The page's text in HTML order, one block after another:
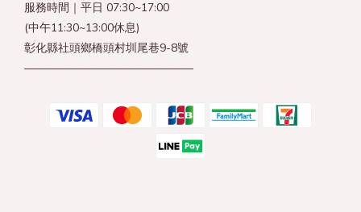
服務時間｜平日 07:30~17:00
(中午11:30~13:00休息)
彰化縣社頭鄉橋頭村圳尾巷9-8號
———————————————